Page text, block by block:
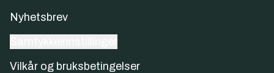
Nyhetsbrev
Vilkår og bruksbetingelser